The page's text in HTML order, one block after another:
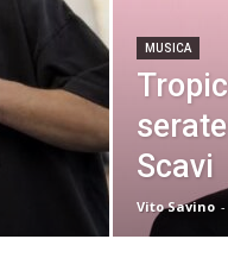
MUSICA
Scavi
Vito Savino -